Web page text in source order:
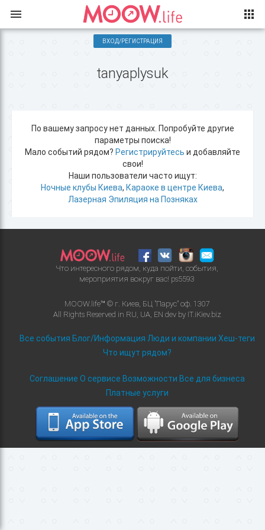
ВХОД/РЕГИСТРАЦИЯ
tanyaplysuk
По вашему запросу нет данных. Попробуйте другие
параметры поиска!
Мало событий рядом? Регистрируйтесь и добавляйте
свои!
Наши пользователи часто ищут:
Ночные клубы Киева, Караоке в центре Киева,
Лазерная Эпиляция на Позняках
Что интересного рядом, куда пойти, события,
мероприятия вокруг вас! ps5593
MOOW.life™ © г. Киев, БЦ "Парус" оф. 1307
All Rights Reserved in RU, UA, EN dev by IT.iKiev.biz
Все события Блог/Информация Люди и компании Хеш-теги
Что ищут рядом?
Соглашение О сервисе Возможности Все для бизнеса
Платные услуги